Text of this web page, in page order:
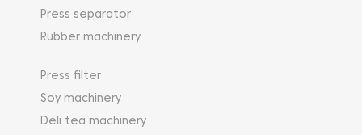
Press separator
Rubber machinery
Press filter
Soy machinery
Deli tea machinery